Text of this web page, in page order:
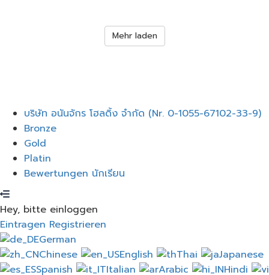
Mehr laden
Menüบริษัท อนันจักร โฮลดิ้ง จำกัด (Nr. 0-1055-67102-33-9)
Bronze
Gold
Platin
Bewertungen นักเรียน
Hey, bitte einloggen
Eintragen Registrieren
German
Chinese
English Thai
Japanese
Spanish
Italian Arabic Hindi